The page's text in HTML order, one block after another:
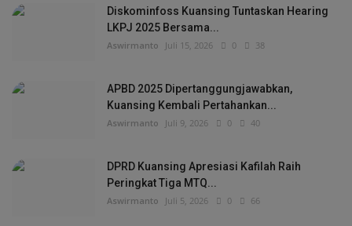
Diskominfoss Kuansing Tuntaskan Hearing
LKPJ 2025 Bersama...
Aswirmanto Juli 15, 2026 0 38
APBD 2025 Dipertanggungjawabkan,
Kuansing Kembali Pertahankan...
Aswirmanto Juli 9, 2026 0 40
DPRD Kuansing Apresiasi Kafilah Raih
Peringkat Tiga MTQ...
Aswirmanto Juli 5, 2026 0 66